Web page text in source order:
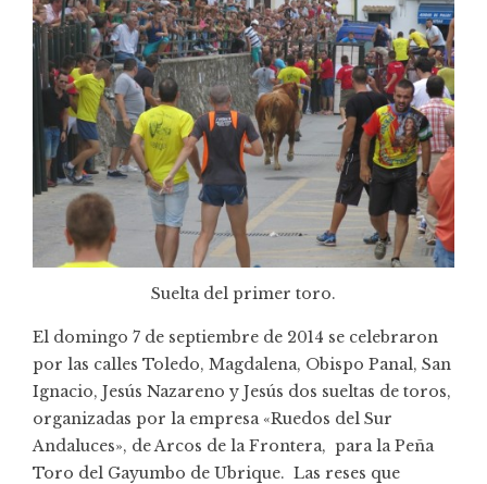
Suelta del primer toro.
El domingo 7 de septiembre de 2014 se celebraron
por las calles Toledo, Magdalena, Obispo Panal, San
Ignacio, Jesús Nazareno y Jesús dos sueltas de toros,
organizadas por la empresa «Ruedos del Sur
Andaluces», de Arcos de la Frontera, para la Peña
Toro del Gayumbo de Ubrique. Las reses que